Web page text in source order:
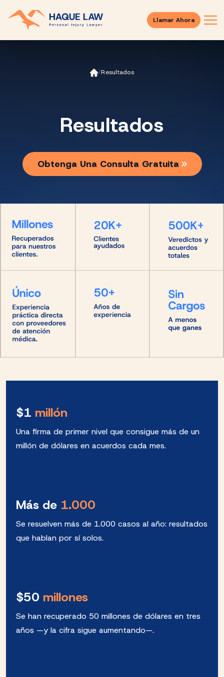
Llamar Ahora
Ini
ci
/Resultados
Resultados
Obtenga Una Consulta Gratuita
$1 millón
Una firma de primer nivel que consigue más de un
millón de dólares en acuerdos cada mes.
Más de 1.000
Se resuelven más de 1.000 casos al año: resultados
que hablan por sí solos.
$50 millones
Se han recuperado 50 millones de dólares en tres
años —y la cifra sigue aumentando—.